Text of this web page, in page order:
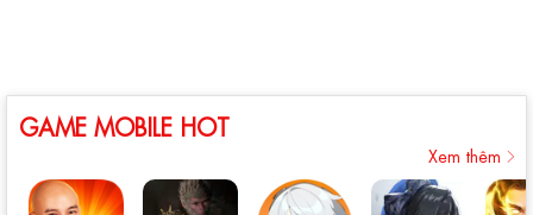
GAME MOBILE HOT
Xem thêm